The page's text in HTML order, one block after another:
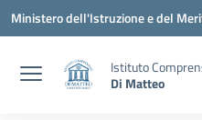
Vai ai contenuti
Vai al menu di navigazione
Vai al footer
Ministero dell'Istruzione e del
Istituto
Di Matteo